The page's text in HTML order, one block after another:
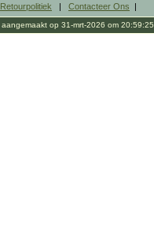
Retourpolitiek | Contacteer Ons |
aangemaakt op 31-mrt-2026 om